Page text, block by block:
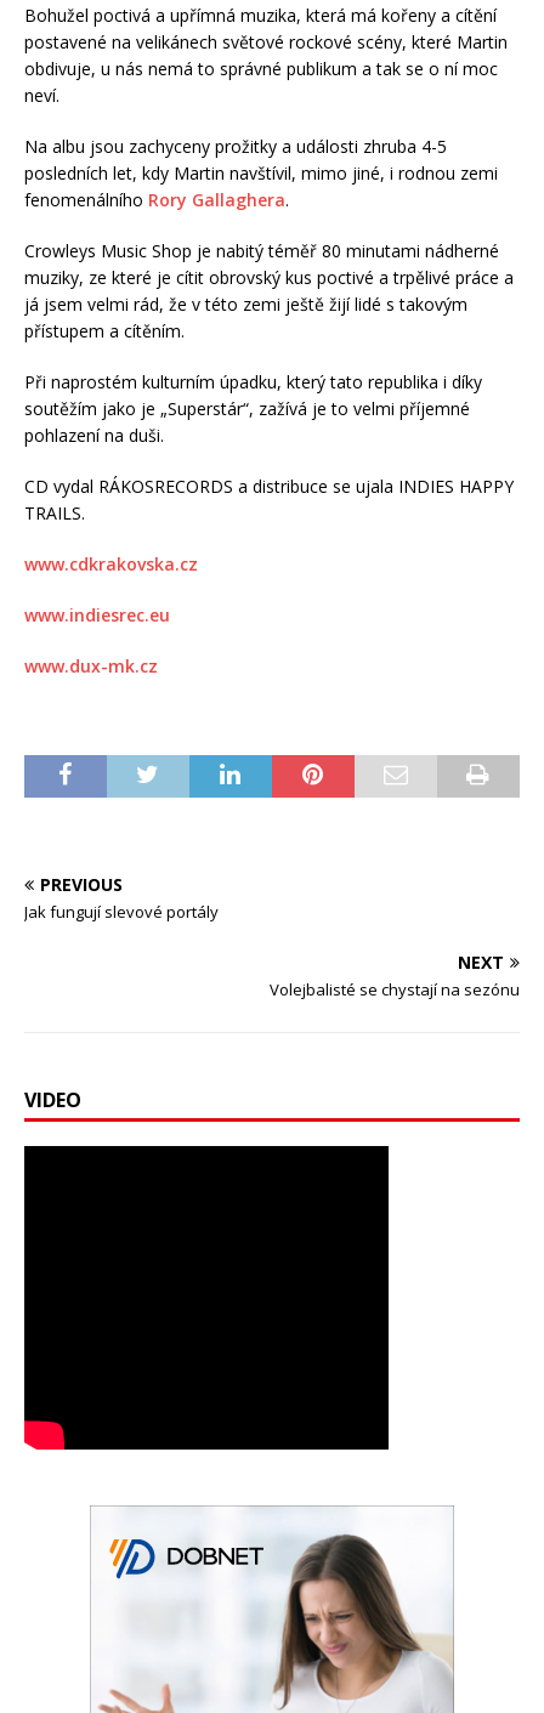
Bohužel poctivá a upřímná muzika, která má kořeny a cítění
postavené na velikánech světové rockové scény, které Martin
obdivuje, u nás nemá to správné publikum a tak se o ní moc
neví.
Na albu jsou zachyceny prožitky a události zhruba 4-5
posledních let, kdy Martin navštívil, mimo jiné, i rodnou zemi
fenomenálního Rory Gallaghera.
Crowleys Music Shop je nabitý téměř 80 minutami nádherné
muziky, ze které je cítit obrovský kus poctivé a trpělivé práce a
já jsem velmi rád, že v této zemi ještě žijí lidé s takovým
přístupem a cítěním.
Při naprostém kulturním úpadku, který tato republika i díky
soutěžím jako je „Superstár“, zažívá je to velmi příjemné
pohlazení na duši.
CD vydal RÁKOSRECORDS a distribuce se ujala INDIES HAPPY
TRAILS.
www.cdkrakovska.cz
www.indiesrec.eu
www.dux-mk.cz
PREVIOUS
Jak fungují slevové portály
NEXT
Volejbalisté se chystají na sezónu
VIDEO